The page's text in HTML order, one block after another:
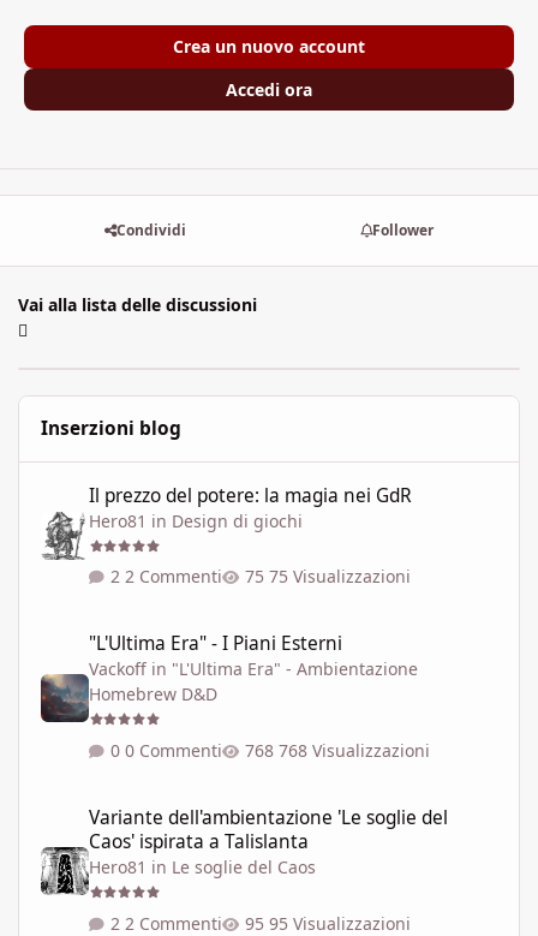
Crea un nuovo account
Accedi ora
Condividi Follower
Vai alla lista delle discussioni
Inserzioni blog
Il prezzo del potere: la magia nei GdR
Hero81 in Design di giochi
2 Commenti 75 Visualizzazioni
"L'Ultima Era" - I Piani Esterni
Vackoff in "L'Ultima Era" - Ambientazione
Homebrew D&D
0 Commenti 768 Visualizzazioni
Variante dell'ambientazione 'Le soglie del
Caos' ispirata a Talislanta
Hero81 in Le soglie del Caos
2 Commenti 95 Visualizzazioni